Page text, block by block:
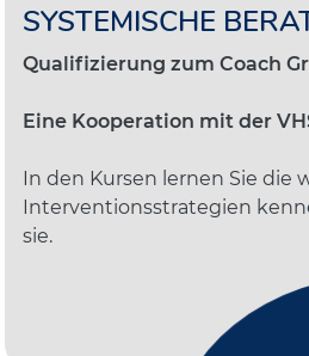
SYSTEMISCHE
Qualifizierung zum Coach
Eine Kooperation mit der
In den Kursen lernen Sie die
Interventionsstrategien
sie.